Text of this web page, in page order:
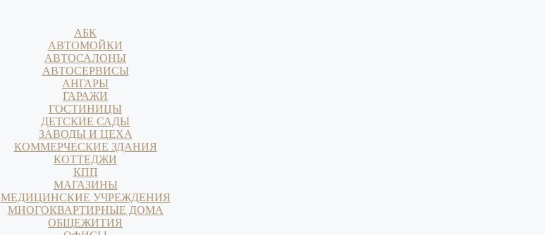
АБК
АВТОМОЙКИ
АВТОСАЛОНЫ
АВТОСЕРВИСЫ
АНГАРЫ
ГАРАЖИ
ГОСТИНИЦЫ
ДЕТСКИЕ САДЫ
ЗАВОДЫ И ЦЕХА
КОММЕРЧЕСКИЕ ЗДАНИЯ
КОТТЕДЖИ
КПП
МАГАЗИНЫ
МЕДИЦИНСКИЕ УЧРЕЖДЕНИЯ
МНОГОКВАРТИРНЫЕ ДОМА
ОБЩЕЖИТИЯ